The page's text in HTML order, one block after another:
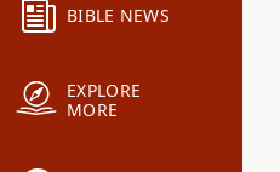
BIBLE NEWS
EXPLORE
MORE